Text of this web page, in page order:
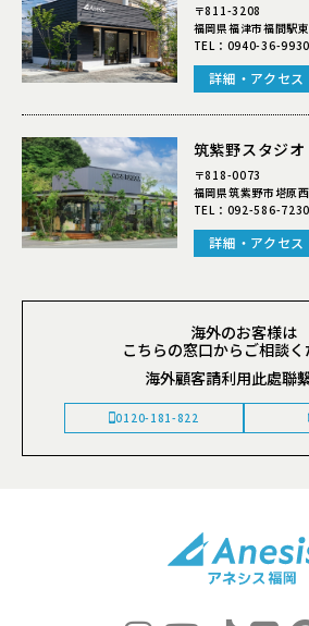
〒811-3208
福岡県福津市福間駅
TEL： 0940-36-9930
詳細・アクセス
筑紫野スタジオ
〒818-0073
福岡県筑紫野市塔原
TEL： 092-586-7230
詳細・アクセス
海外のお客様は
こちらの窓口からご相談く
海外顧客請利用此處聯
0120-181-822